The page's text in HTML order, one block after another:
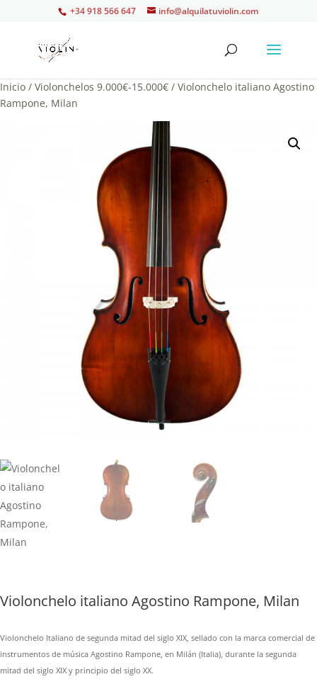
+34 918 566 647 info@alquilatuviolin.com
Inicio / Violonchelos 9.000€-15.000€ / Violonchelo italiano Agostino
Rampone, Milan
Violonchelo italiano Agostino Rampone, Milan
Violonchelo Italiano de segunda mitad del siglo XIX, sellado con la marca comercial de
instrumentos de música Agostino Rampone, en Milán (Italia), durante la segunda
mitad del siglo XIX y principio del siglo XX.